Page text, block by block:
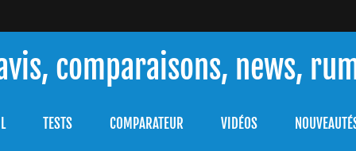
comparaisons, news,
TESTS COMPARATEUR VIDÉOS